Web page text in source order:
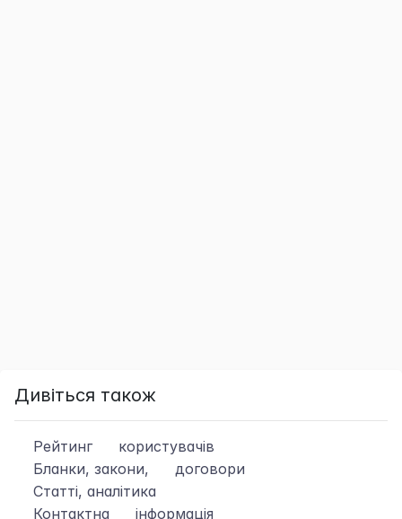
Дивіться також
Рейтинг
користувачів
Бланки, закони,
договори
Статті, аналітика
Контактна
інформація